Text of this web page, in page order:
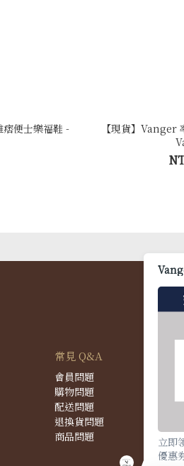
痞便士樂福鞋 -
【現貨】Vanger
常見 Q&A
會員問題
購物問題
配送問題
退換貨問題
商品問題
立即
優惠